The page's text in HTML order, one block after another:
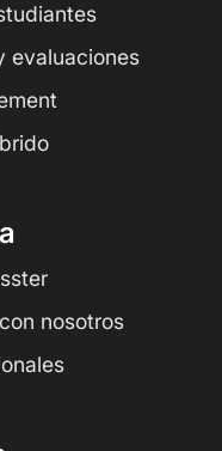
evaluaciones
nosotros